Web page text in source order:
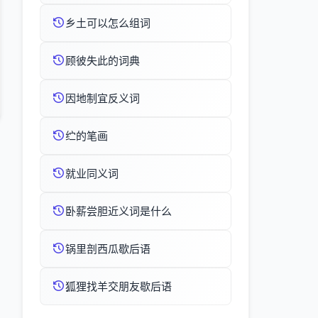
乡土可以怎么组词
顾彼失此的词典
因地制宜反义词
纻的笔画
就业同义词
卧薪尝胆近义词是什么
锅里剖西瓜歇后语
狐狸找羊交朋友歇后语